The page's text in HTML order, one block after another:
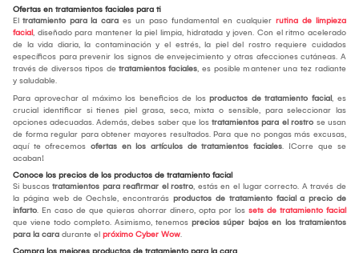
Ofertas en tratamientos faciales para ti
El tratamiento para la cara es un paso fundamental en cualquier rutina de limpieza
facial, diseñado para mantener la piel limpia, hidratada y joven. Con el ritmo acelerado
de la vida diaria, la contaminación y el estrés, la piel del rostro requiere cuidados
específicos para prevenir los signos de envejecimiento y otras afecciones cutáneas. A
través de diversos tipos de tratamientos faciales, es posible mantener una tez radiante
y saludable.
Para aprovechar al máximo los beneficios de los productos de tratamiento facial, es
crucial identificar si tienes piel grasa, seca, mixta o sensible, para seleccionar las
opciones adecuadas. Además, debes saber que los tratamientos para el rostro se usan
de forma regular para obtener mayores resultados. Para que no pongas más excusas,
aquí te ofrecemos ofertas en los artículos de tratamientos faciales. ¡Corre que se
acaban!
Conoce los precios de los productos de tratamiento facial
Si buscas tratamientos para reafirmar el rostro, estás en el lugar correcto. A través de
la página web de Oechsle, encontrarás productos de tratamiento facial a precio de
infarto. En caso de que quieras ahorrar dinero, opta por los sets de tratamiento facial
que viene todo completo. Asimismo, tenemos precios súper bajos en los tratamientos
para la cara durante el próximo Cyber Wow.